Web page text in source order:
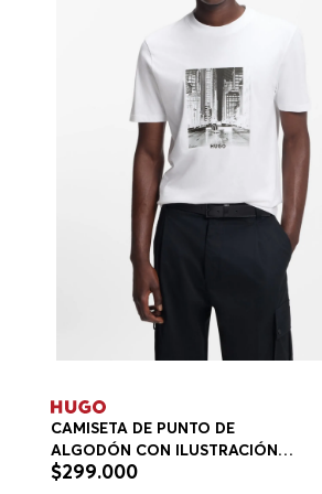
CAMISETA DE PUNTO DE
ALGODÓN CON ILUSTRACIÓN
ESTAMPADA CAMISETAS REGULAR
$299.000